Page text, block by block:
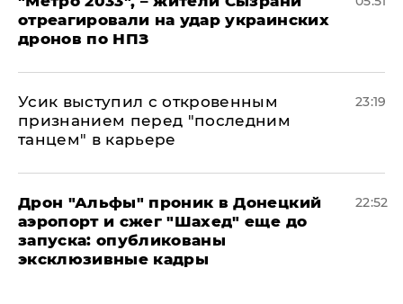
отреагировали на удар украинских
дронов по НПЗ
Усик выступил с откровенным
признанием перед "последним
танцем" в карьере
23:19
Дрон "Альфы" проник в Донецкий
аэропорт и сжег "Шахед" еще до
запуска: опубликованы
эксклюзивные кадры
22:52